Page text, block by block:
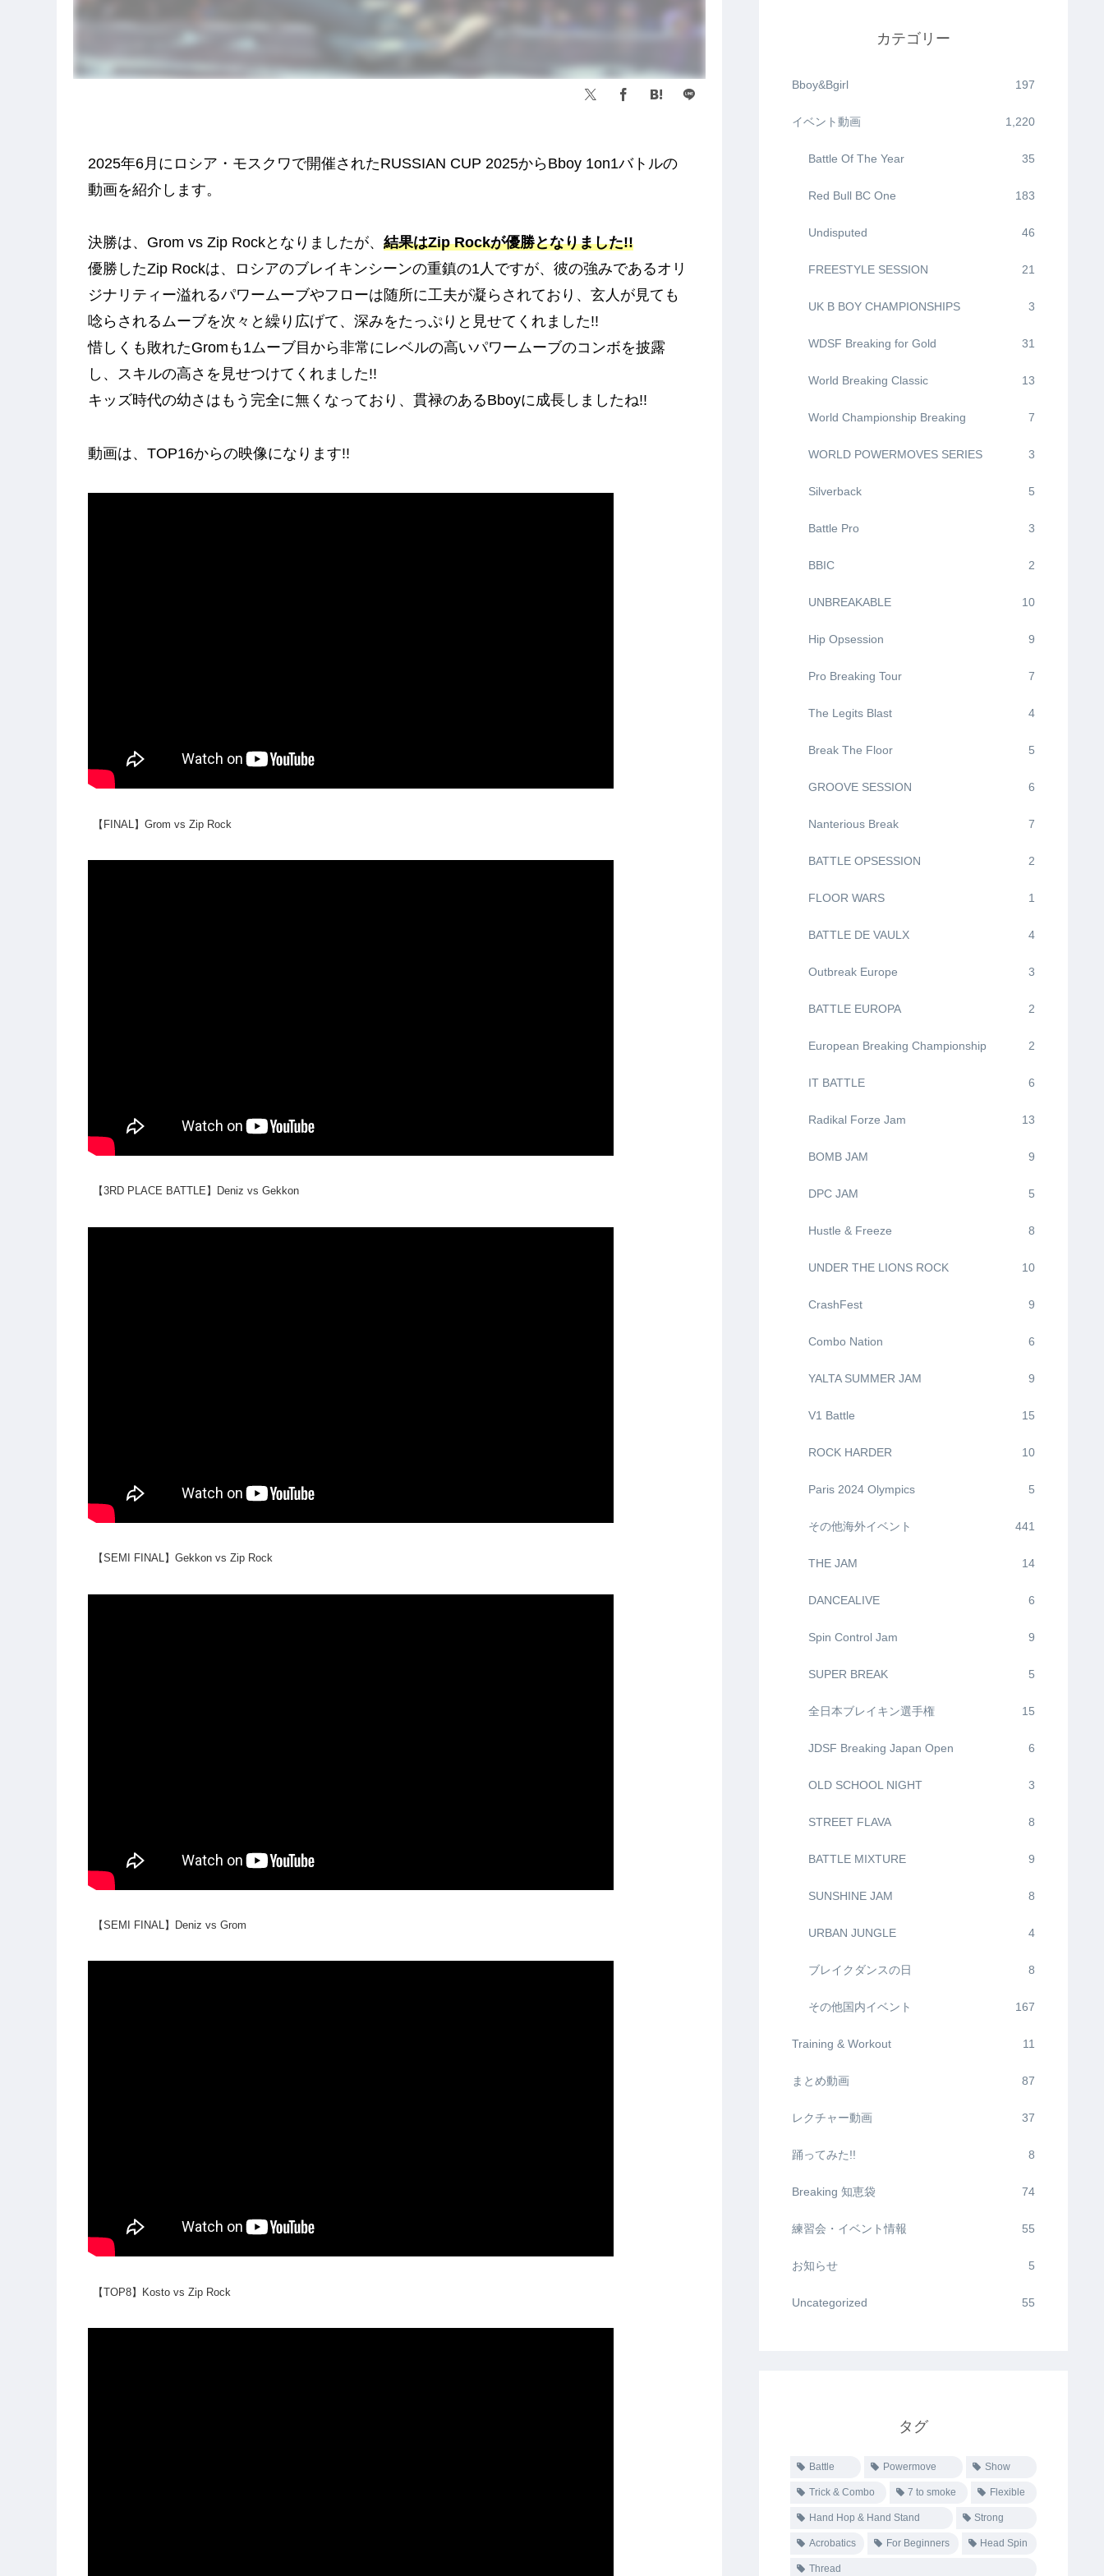
2025年6月にロシア・モスクワで開催されたRUSSIAN CUP 2025からBboy 1on1バトルの
動画を紹介します。
決勝は、Grom vs Zip Rockとなりましたが、 結果はZip Rockが優勝となりました!!
優勝したZip Rockは、ロシアのブレイキンシーンの重鎮の1人ですが、彼の強みであるオリ
ジナリティー溢れるパワームーブやフローは随所に工夫が凝らされており、玄人が見ても
唸らされるムーブを次々と繰り広げて、深みをたっぷりと見せてくれました!!
惜しくも敗れたGromも1ムーブ目から非常にレベルの高いパワームーブのコンボを披露
し、スキルの高さを見せつけてくれました!!
キッズ時代の幼さはもう完全に無くなっており、貫禄のあるBboyに成長しましたね!!
動画は、TOP16からの映像になります!!
【FINAL】Grom vs Zip Rock
【3RD PLACE BATTLE】Deniz vs Gekkon
【SEMI FINAL】Gekkon vs Zip Rock
【SEMI FINAL】Deniz vs Grom
【TOP8】Kosto vs Zip Rock
カテゴリー
Bboy&Bgirl 197
イベント動画 1,220
Battle Of The Year 35
Red Bull BC One 183
Undisputed 46
FREESTYLE SESSION 21
UK B BOY CHAMPIONSHIPS 3
WDSF Breaking for Gold 31
World Breaking Classic 13
World Championship Breaking 7
WORLD POWERMOVES SERIES 3
Silverback 5
Battle Pro 3
BBIC 2
UNBREAKABLE 10
Hip Opsession 9
Pro Breaking Tour 7
The Legits Blast 4
Break The Floor 5
GROOVE SESSION 6
Nanterious Break 7
BATTLE OPSESSION 2
FLOOR WARS 1
BATTLE DE VAULX 4
Outbreak Europe 3
BATTLE EUROPA 2
European Breaking Championship 2
IT BATTLE 6
Radikal Forze Jam 13
BOMB JAM 9
DPC JAM 5
Hustle & Freeze 8
UNDER THE LIONS ROCK 10
CrashFest 9
Combo Nation 6
YALTA SUMMER JAM 9
V1 Battle 15
ROCK HARDER 10
Paris 2024 Olympics 5
その他海外イベント 441
THE JAM 14
DANCEALIVE 6
Spin Control Jam 9
SUPER BREAK 5
全日本ブレイキン選手権 15
JDSF Breaking Japan Open 6
OLD SCHOOL NIGHT 3
STREET FLAVA 8
BATTLE MIXTURE 9
SUNSHINE JAM 8
URBAN JUNGLE 4
ブレイクダンスの日 8
その他国内イベント 167
Training & Workout 11
まとめ動画 87
レクチャー動画 37
踊ってみた!! 8
Breaking 知恵袋 74
練習会・イベント情報 55
お知らせ 5
Uncategorized 55
タグ
Battle Powermove Show
Trick & Combo 7 to smoke Flexible
Hand Hop & Hand Stand Strong
Acrobatics For Beginners Head Spin
Thread